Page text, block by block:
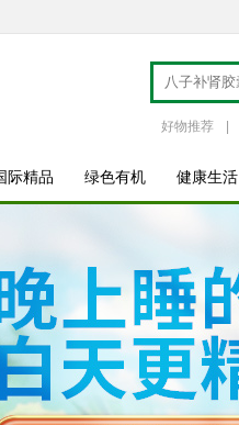
好物推荐
际精品 绿色有机 健康生活